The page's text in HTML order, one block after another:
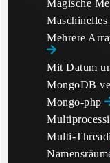
Magische
Maschinelles
Mehrere
Mit Datum
MongoDB
Mongo-php
Multi-